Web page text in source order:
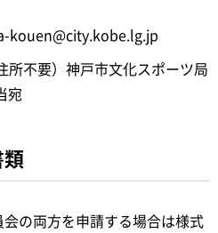
kouen@city.kobe.lg.jp
所不要）神戸市文化スポーツ局
宛
の両方を申請する場合は様式